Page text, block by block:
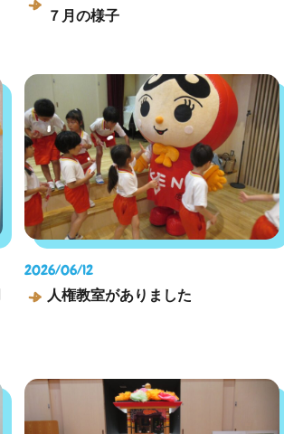
７月の様子
2026/06/12
人権教室がありました